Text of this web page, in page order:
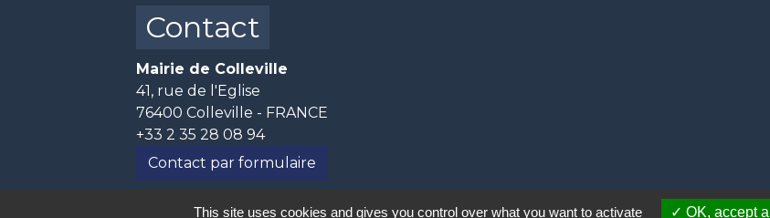
Contact
Mairie de Colleville
41, rue de l'Eglise
76400 Colleville - FRANCE
+33 2 35 28 08 94
Contact par formulaire
📅 Horaires d'ouverture :
This site uses cookies and gives you control over what you want to activate OK, accept all